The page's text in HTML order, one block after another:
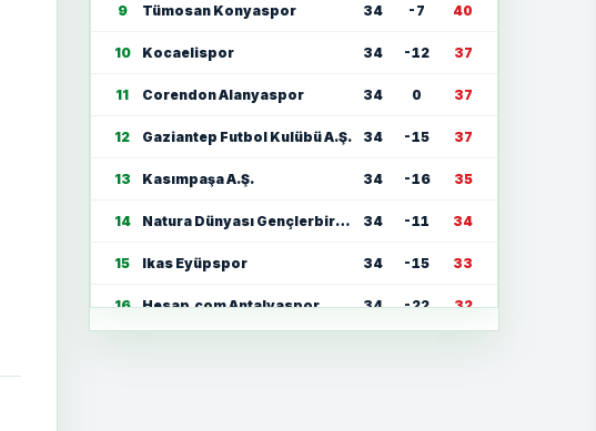
9 Tümosan Konyaspor 34 -7 40
10 Kocaelispor 34 -12 37
11 Corendon Alanyaspor 34 0 37
12 Gaziantep Futbol Kulübü A.Ş. 34 -15 37
13 Kasımpaşa A.Ş. 34 -16 35
14 Natura Dünyası Gençlerbirliği 34 -11 34
15 Ikas Eyüpspor 34 -15 33
16 Hesap.com Antalyaspor 34 -22 32